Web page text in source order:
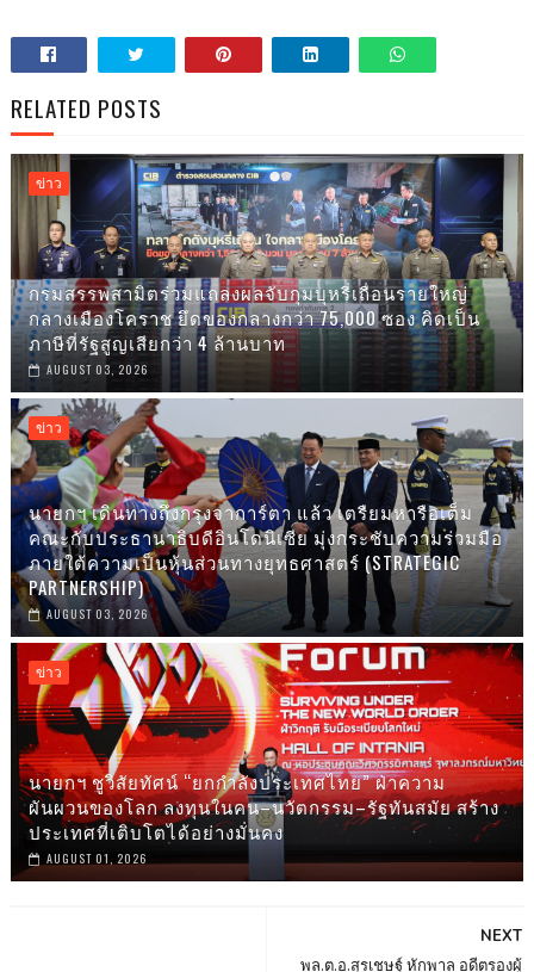
RELATED POSTS
ข่าว
กรมสรรพสามิตร่วมแถลงผลจับกุมบุหรี่เถื่อนรายใหญ่
กลางเมืองโคราช ยึดของกลางกว่า 75,000 ซอง คิดเป็น
ภาษีที่รัฐสูญเสียกว่า 4 ล้านบาท
AUGUST 03, 2026
ข่าว
นายกฯ เดินทางถึงกรุงจาการ์ตา แล้ว เตรืยมหารือเต็ม
คณะกับประธานาธิบดีอินโดนิเซีย มุ่งกระชับความร่วมมือ
ภายใต้ความเป็นหุ้นส่วนทางยุทธศาสตร์ (STRATEGIC
PARTNERSHIP)
AUGUST 03, 2026
ข่าว
นายกฯ ชูวิสัยทัศน์ “ยกกำลังประเทศไทย” ฝ่าความ
ผันผวนของโลก ลงทุนในคน–นวัตกรรม–รัฐทันสมัย สร้าง
ประเทศที่เติบโตได้อย่างมั่นคง
AUGUST 01, 2026
NEXT
พล.ต.อ.สุรเชษฐ์ หักพาล อดีตรองผู้